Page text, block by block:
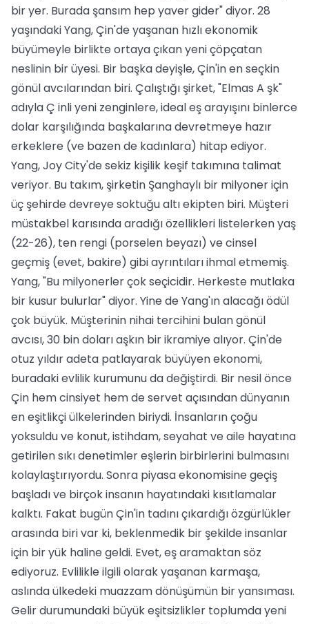
bir yer. Burada şansım hep yaver gider" diyor. 28
yaşındaki Yang, Çin'de yaşanan hızlı ekonomik
büyümeyle birlikte ortaya çıkan yeni çöpçatan
neslinin bir üyesi. Bir başka deyişle, Çin'in en seçkin
gönül avcılarından biri. Çalıştığı şirket, "Elmas A şk"
adıyla Ç inli yeni zenginlere, ideal eş arayışını binlerce
dolar karşılığında başkalarına devretmeye hazır
erkeklere (ve bazen de kadınlara) hitap ediyor.
Yang, Joy City'de sekiz kişilik keşif takımına talimat
veriyor. Bu takım, şirketin Şanghaylı bir milyoner için
üç şehirde devreye soktuğu altı ekipten biri. Müşteri
müstakbel karısında aradığı özellikleri listelerken yaş
(22-26), ten rengi (porselen beyazı) ve cinsel
geçmiş (evet, bakire) gibi ayrıntıları ihmal etmemiş.
Yang, "Bu milyonerler çok seçicidir. Herkeste mutlaka
bir kusur bulurlar" diyor. Yine de Yang'ın alacağı ödül
çok büyük. Müşterinin nihai tercihini bulan gönül
avcısı, 30 bin doları aşkın bir ikramiye alıyor. Çin'de
otuz yıldır adeta patlayarak büyüyen ekonomi,
buradaki evlilik kurumunu da değiştirdi. Bir nesil önce
Çin hem cinsiyet hem de servet açısından dünyanın
en eşitlikçi ülkelerinden biriydi. İnsanların çoğu
yoksuldu ve konut, istihdam, seyahat ve aile hayatına
getirilen sıkı denetimler eşlerin birbirlerini bulmasını
kolaylaştırıyordu. Sonra piyasa ekonomisine geçiş
başladı ve birçok insanın hayatındaki kısıtlamalar
kalktı. Fakat bugün Çin'in tadını çıkardığı özgürlükler
arasında biri var ki, beklenmedik bir şekilde insanlar
için bir yük haline geldi. Evet, eş aramaktan söz
ediyoruz. Evlilikle ilgili olarak yaşanan karmaşa,
aslında ülkedeki muazzam dönüşümün bir yansıması.
Gelir durumundaki büyük eşitsizlikler toplumda yeni